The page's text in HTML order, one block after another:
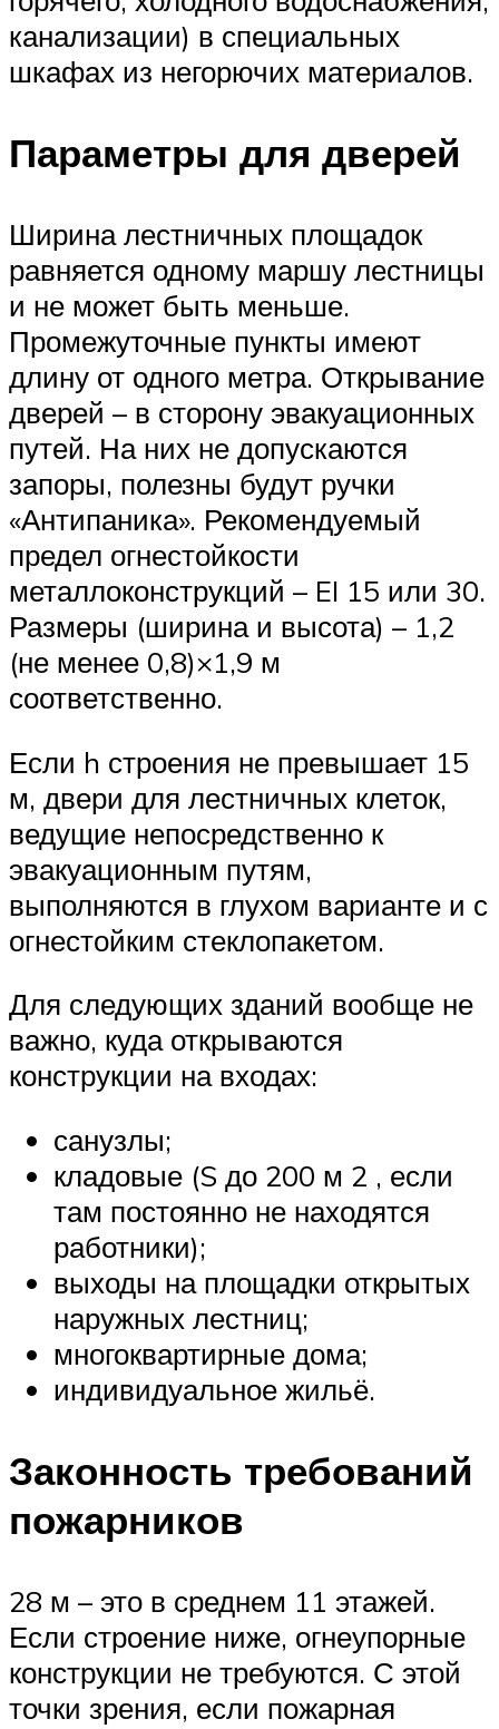
канализации) в специальных
шкафах из негорючих материалов.
Параметры для дверей
Ширина лестничных площадок
равняется одному маршу лестницы
и не может быть меньше.
Промежуточные пункты имеют
длину от одного метра. Открывание
дверей – в сторону эвакуационных
путей. На них не допускаются
запоры, полезны будут ручки
«Антипаника». Рекомендуемый
предел огнестойкости
металлоконструкций – EI 15 или 30.
Размеры (ширина и высота) – 1,2
(не менее 0,8)×1,9 м
соответственно.
Если h строения не превышает 15
м, двери для лестничных клеток,
ведущие непосредственно к
эвакуационным путям,
выполняются в глухом варианте и с
огнестойким стеклопакетом.
Для следующих зданий вообще не
важно, куда открываются
конструкции на входах:
санузлы;
кладовые (S до 200 м 2 , если
там постоянно не находятся
работники);
выходы на площадки открытых
наружных лестниц;
многоквартирные дома;
индивидуальное жильё.
Законность требований
пожарников
28 м – это в среднем 11 этажей.
Если строение ниже, огнеупорные
конструкции не требуются. С этой
точки зрения, если пожарная